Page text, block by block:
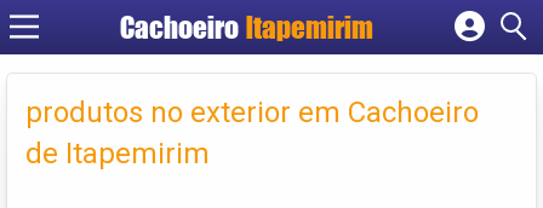
Cachoeiro Itapemirim
Cadastrar empresa
Criar conta
produtos no exterior em Cachoeiro
de Itapemirim